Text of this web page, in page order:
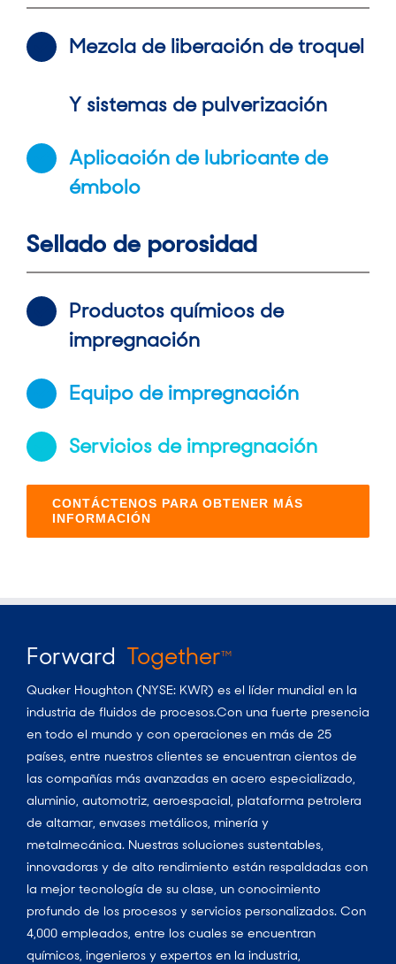
Mezcla de liberación de troquel
Y sistemas de pulverización
Aplicación de lubricante de
émbolo
Sellado de porosidad
Productos químicos de
impregnación
Equipo de impregnación
Servicios de impregnación
CONTÁCTENOS PARA OBTENER MÁS
INFORMACIÓN
Forward TogetherTM
Quaker Houghton (NYSE: KWR) es el líder mundial en la
industria de fluidos de procesos.Con una fuerte presencia
en todo el mundo y con operaciones en más de 25
países, entre nuestros clientes se encuentran cientos de
las compañías más avanzadas en acero especializado,
aluminio, automotriz, aeroespacial, plataforma petrolera
de altamar, envases metálicos, minería y
metalmecánica. Nuestras soluciones sustentables,
innovadoras y de alto rendimiento están respaldadas con
la mejor tecnología de su clase, un conocimiento
profundo de los procesos y servicios personalizados. Con
4,000 empleados, entre los cuales se encuentran
químicos, ingenieros y expertos en la industria,